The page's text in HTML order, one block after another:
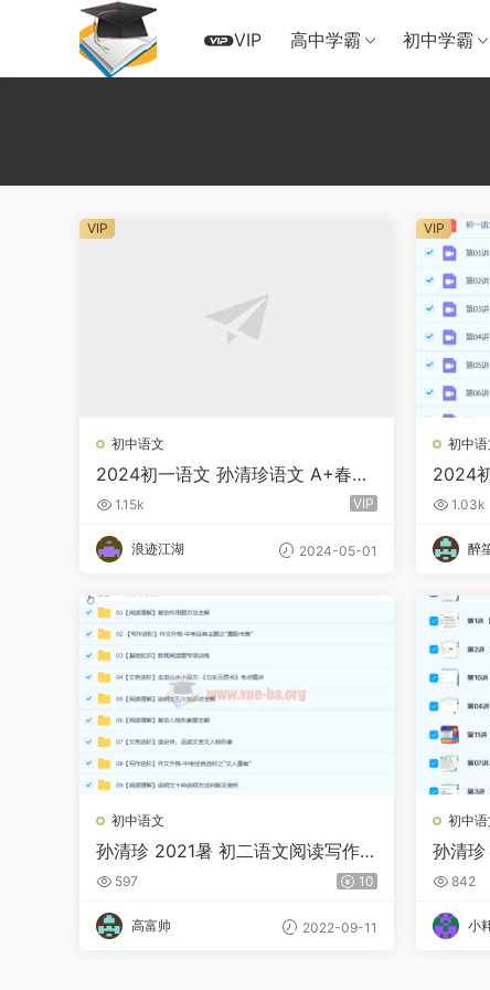
VIP 高中学霸 初中学霸
初中语文
2024初一语文 孙清珍语文 A+春季
班 百度网盘
1.15k VIP
浪迹江湖 2024-05-01
VIP
初中语
2024
度网盘
1.03k
醉
VIP
初中语文
孙清珍 2021暑 初二语文阅读写作直
播目标A+ 10讲带讲义
597 10
高富帅 2022-09-11
初中语
孙清珍
标A+
842
小